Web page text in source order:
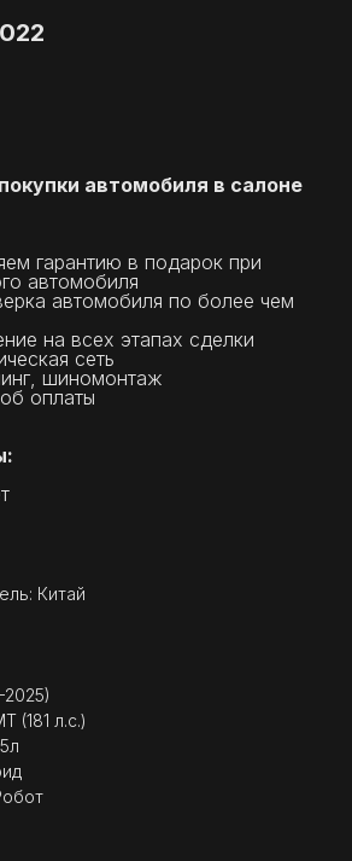
автомобиля в салоне
гарантию в подарок при
автомобиля
автомобиля по более чем
на всех этапах сделки
сеть
шиномонтаж
оплаты
Китай
(181 л.с.)